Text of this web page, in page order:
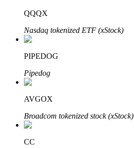
QQQX
Nasdaq tokenized ETF (xStock)
PIPEDOG
Pipedog
AVGOX
Broadcom tokenized stock (xStock)
CC